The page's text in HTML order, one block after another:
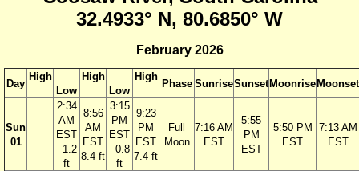
32.4933° N, 80.6850° W
February 2026
Day
High
Low
High
Low
High
Phase SunriseSunset Moonrise Moonset
Sun
01
2:34
AM
EST
−1.2
ft
8:56
AM
EST
8.4 ft
3:15
PM
EST
−0.8
ft
9:23
PM
EST
7.4 ft
Full
Moon
7:16 AM
EST
5:55
PM
EST
5:50 PM
EST
7:13 AM
EST